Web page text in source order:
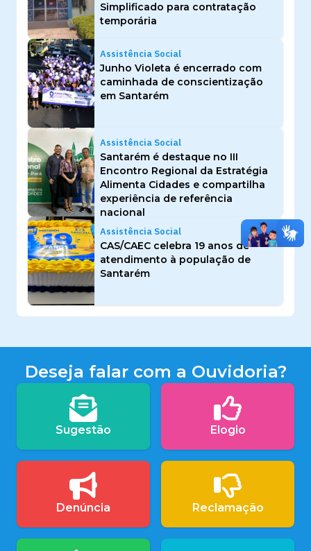
Simplificado para contratação
temporária
Assistência Social
Junho Violeta é encerrado com
caminhada de conscientização
em Santarém
Assistência Social
Santarém é destaque no III
Encontro Regional da Estratégia
Alimenta Cidades e compartilha
experiência de referência
nacional
Assistência Social
CAS/CAEC celebra 19 anos de
atendimento à população de
Santarém
Deseja falar com a Ouvidoria?
Sugestão Elogio
Denúncia Reclamação